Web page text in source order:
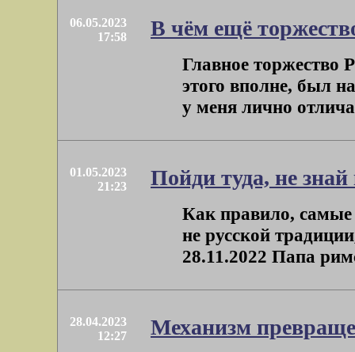
06.05.2023
17:58
В чём ещё
Главное торжество
этого вполне, был
у меня лично
01.05.2023
21:23
Пойди туда, не
Как правило, самые
не русской
28.11.2022 Папа
28.04.2023
12:27
Механизм